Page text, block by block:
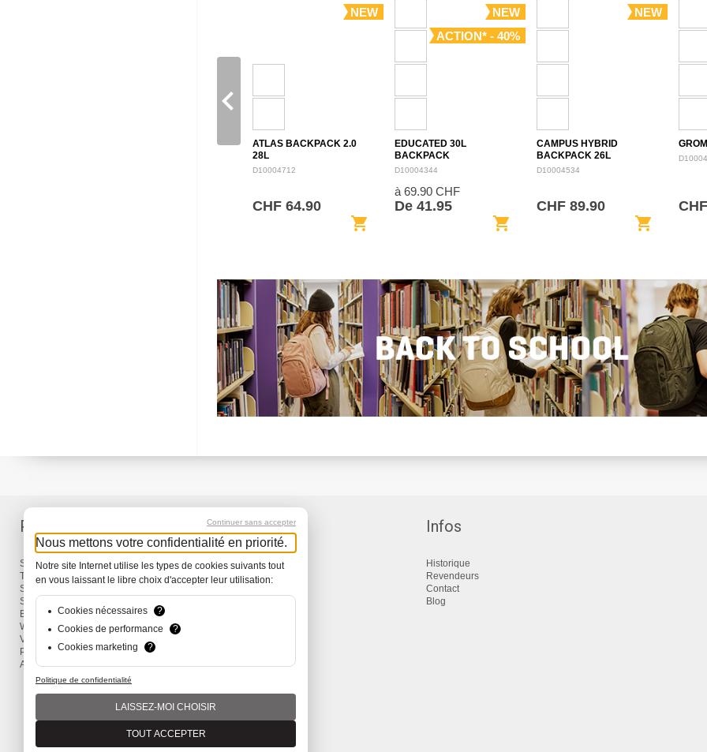
NEW
ATLAS BACKPACK 2.0
28L
D10004712
CHF 64.90
shopping_cart
NEW
ACTION* - 40%
EDUCATED 30L
BACKPACK
D10004344
à 69.90 CHF
De 41.95
shopping_cart
NEW
CAMPUS HYBRID
BACKPACK 26L
D10004534
CHF 89.90
shopping_cart
navigate_before
Produits
Sacs à dos et Sacs
Travel
Snow
Surf
Bike
Wind
Vêtements et Accessoires
Promotions
Actions
Services
Livraison
Garantie
Infos
Historique
Revendeurs
Contact
Blog
Continuer sans accepter
Nous mettons votre confidentialité en priorité.
Notre site Internet utilise les types de cookies suivants tout
en vous laissant le libre choix d'accepter leur utilisation:
Cookies nécessaires
?
Cookies de performance
?
Cookies marketing
?
Politique de confidentialité
LAISSEZ-MOI CHOISIR
TOUT ACCEPTER